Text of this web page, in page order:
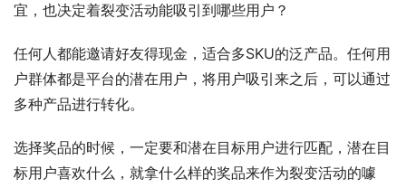
宜，也决定着裂变活动能吸引到哪些用户？
任何人都能邀请好友得现金，适合多SKU的泛产品。任何用
户群体都是平台的潜在用户，将用户吸引来之后，可以通过
多种产品进行转化。
选择奖品的时候，一定要和潜在目标用户进行匹配，潜在目
标用户喜欢什么，就拿什么样的奖品来作为裂变活动的噱